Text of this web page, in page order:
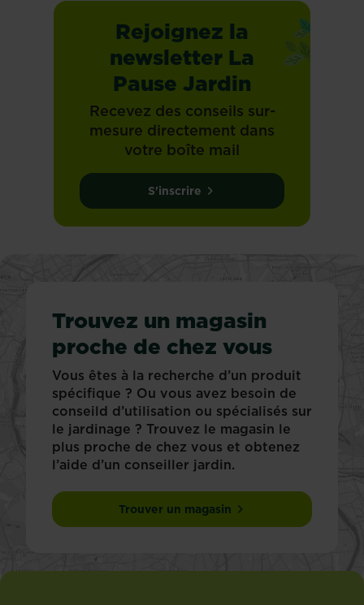
Rejoignez la
newsletter La
Pause Jardin
Recevez des conseils sur-
mesure directement dans
votre boîte mail
S'inscrire
Trouvez un magasin
proche de chez vous
Vous êtes à la recherche d’un produit
spécifique ? Ou vous avez besoin de
conseild d’utilisation ou spécialisés sur
le jardinage ? Trouvez le magasin le
plus proche de chez vous et obtenez
l’aide d’un conseiller jardin.
Trouver un magasin